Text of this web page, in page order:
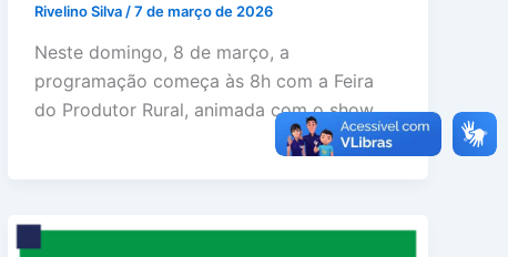
Rivelino Silva /7 de março de 2026
Neste domingo, 8 de março, a
programação começa às 8h com a Feira
do Produtor Rural, animada com o show